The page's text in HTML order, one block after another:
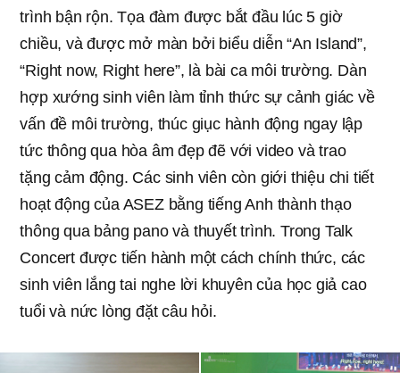
trình bận rộn. Tọa đàm được bắt đầu lúc 5 giờ
chiều, và được mở màn bởi biểu diễn “An Island”,
“Right now, Right here”, là bài ca môi trường. Dàn
hợp xướng sinh viên làm tỉnh thức sự cảnh giác về
vấn đề môi trường, thúc giục hành động ngay lập
tức thông qua hòa âm đẹp đẽ với video và trao
tặng cảm động. Các sinh viên còn giới thiệu chi tiết
hoạt động của ASEZ bằng tiếng Anh thành thạo
thông qua bảng pano và thuyết trình. Trong Talk
Concert được tiến hành một cách chính thức, các
sinh viên lắng tai nghe lời khuyên của học giả cao
tuổi và nức lòng đặt câu hỏi.